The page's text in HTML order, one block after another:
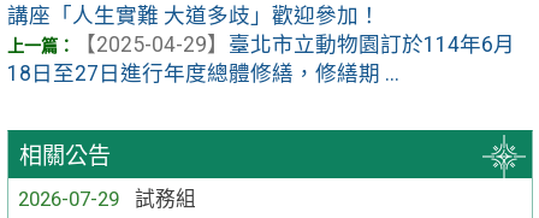
相關公告
2026-07-29
試務組
講座「人生實難 大道多歧」歡迎參加！
【2025-04-29】 臺北市立動物園訂於114年6月
18日至27日進行年度總體修繕，修繕期 ...